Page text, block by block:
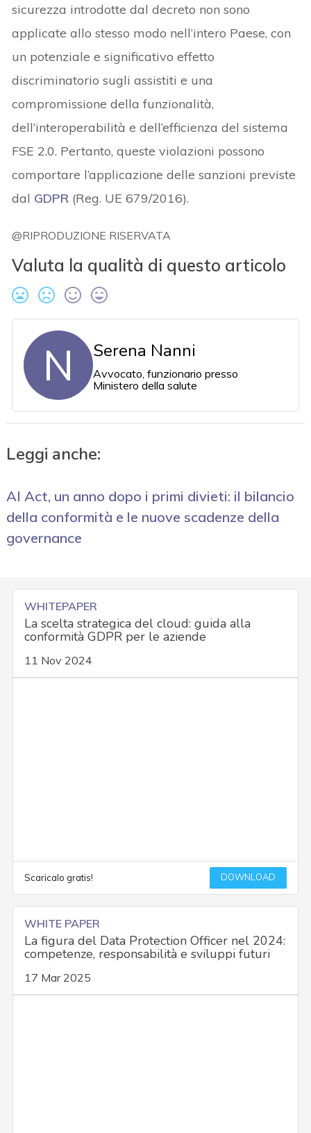
sicurezza introdotte dal decreto non sono
applicate allo stesso modo nell’intero Paese, con
un potenziale e significativo effetto
discriminatorio sugli assistiti e una
compromissione della funzionalità,
dell’interoperabilità e dell’efficienza del sistema
FSE 2.0. Pertanto, queste violazioni possono
comportare l’applicazione delle sanzioni previste
dal GDPR (Reg. UE 679/2016).
@RIPRODUZIONE RISERVATA
Valuta la qualità di questo articolo
N Serena Nanni
Avvocato, funzionario presso
Ministero della salute
Leggi anche:
AI Act, un anno dopo i primi divieti: il bilancio
della conformità e le nuove scadenze della
governance
WHITEPAPER
La scelta strategica del cloud: guida alla
conformità GDPR per le aziende
11 Nov 2024
Scaricalo gratis! DOWNLOAD
WHITE PAPER
La figura del Data Protection Officer nel 2024:
competenze, responsabilità e sviluppi futuri
17 Mar 2025